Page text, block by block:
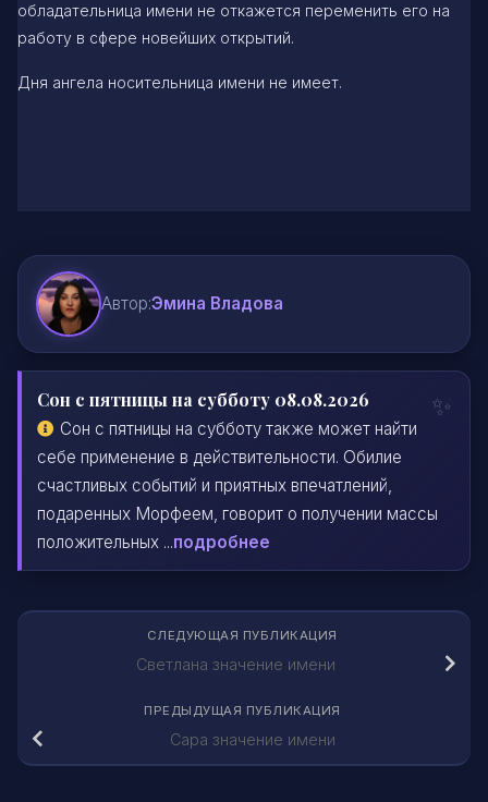
обладательница имени не откажется переменить его на
работу в сфере новейших открытий.
Дня ангела носительница имени не имеет.
Автор:Эмина Владова
Сон с пятницы на субботу 08.08.2026
Сон с пятницы на субботу также может найти
себе применение в действительности. Обилие
счастливых событий и приятных впечатлений,
подаренных Морфеем, говорит о получении массы
положительных ...подробнее
СЛЕДУЮЩАЯ ПУБЛИКАЦИЯ
Светлана значение имени
ПРЕДЫДУЩАЯ ПУБЛИКАЦИЯ
Сара значение имени